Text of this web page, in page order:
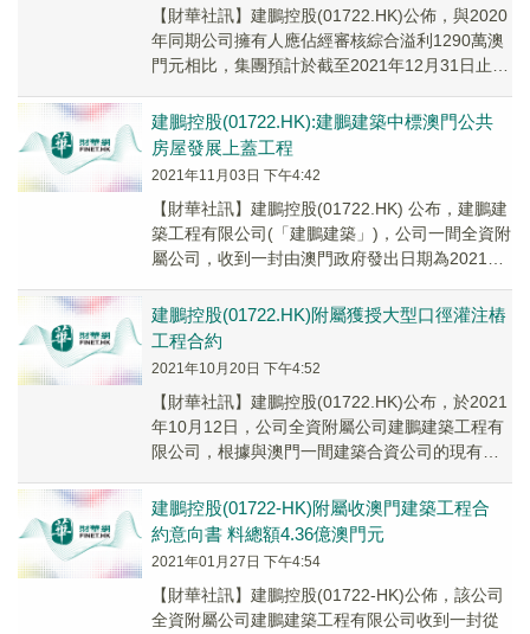
【財華社訊】建鵬控股(01722.HK)公佈，與2020
年同期公司擁有人應佔經審核綜合溢利1290萬澳
門元相比，集團預計於截至2021年12月31日止年
建鵬控股(01722.HK):建鵬建築中標澳門公共
房屋發展上蓋工程
2021年11月03日 下午4:42
【財華社訊】建鵬控股(01722.HK) 公布，建鵬建
築工程有限公司(「建鵬建築」)，公司一間全資附
屬公司，收到一封由澳門政府發出日期為2021年
建鵬控股(01722.HK)附屬獲授大型口徑灌注樁
工程合約
2021年10月20日 下午4:52
【財華社訊】建鵬控股(01722.HK)公布，於2021
年10月12日，公司全資附屬公司建鵬建築工程有
限公司，根據與澳門一間建築合資公司的現有建
建鵬控股(01722-HK)附屬收澳門建築工程合
約意向書 料總額4.36億澳門元
2021年01月27日 下午4:54
【財華社訊】建鵬控股(01722-HK)公佈，該公司
全資附屬公司建鵬建築工程有限公司收到一封從